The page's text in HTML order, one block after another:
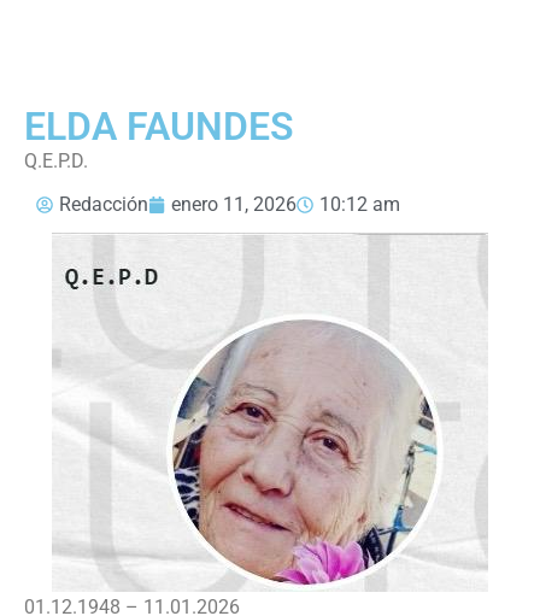
ELDA FAUNDES
Q.E.P.D.
Redacción
enero 11, 2026 10:12 am
01.12.1948 – 11.01.2026